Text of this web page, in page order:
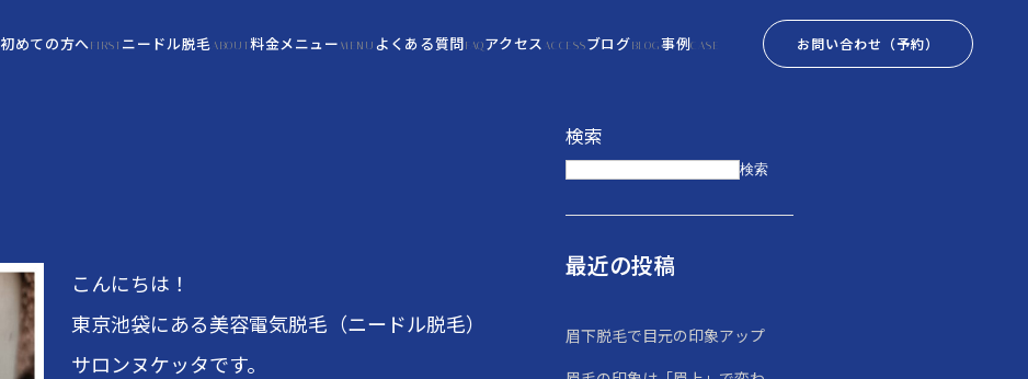
初めての方へFIRST ニードル脱毛 ABOUT 料金メニュー MENU よくある質問FAQアクセス ACCESSブログBLOG事例CASE お問い合わせ （予約）
こんにちは！
東京池袋にある美容電気脱毛（ニードル脱毛）
サロンヌケッタです。
検索
検索
最近の投稿
眉下脱毛で目元の印象アップ